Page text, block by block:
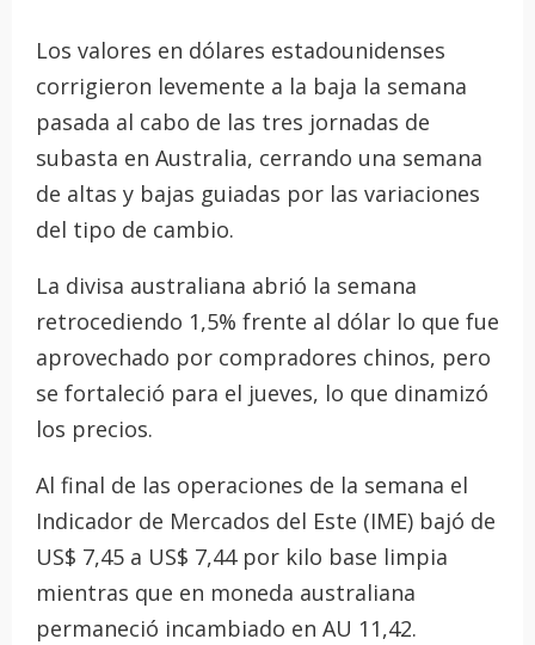
Los valores en dólares estadounidenses
corrigieron levemente a la baja la semana
pasada al cabo de las tres jornadas de
subasta en Australia, cerrando una semana
de altas y bajas guiadas por las variaciones
del tipo de cambio.
La divisa australiana abrió la semana
retrocediendo 1,5% frente al dólar lo que fue
aprovechado por compradores chinos, pero
se fortaleció para el jueves, lo que dinamizó
los precios.
Al final de las operaciones de la semana el
Indicador de Mercados del Este (IME) bajó de
US$ 7,45 a US$ 7,44 por kilo base limpia
mientras que en moneda australiana
permaneció incambiado en AU 11,42.